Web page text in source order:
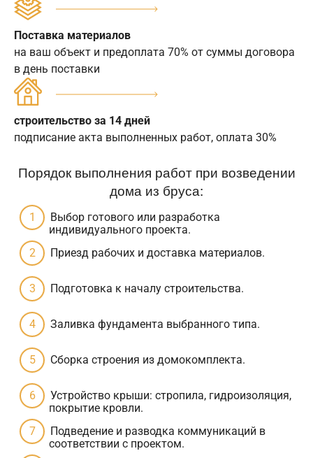
Поставка материалов
на ваш объект и предоплата 70% от суммы договора
в день поставки
строительство за 14 дней
подписание акта выполненных работ, оплата 30%
Порядок выполнения работ при возведении
дома из бруса:
Выбор готового или разработка
индивидуального проекта.
Приезд рабочих и доставка материалов.
Подготовка к началу строительства.
Заливка фундамента выбранного типа.
Сборка строения из домокомплекта.
Устройство крыши: стропила, гидроизоляция,
покрытие кровли.
Подведение и разводка коммуникаций в
соответствии с проектом.